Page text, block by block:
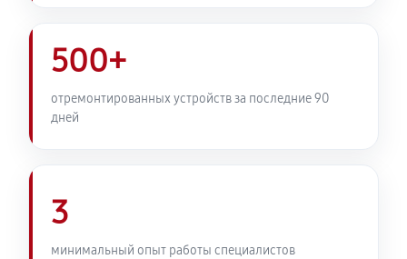
500+
отремонтированных устройств за последние 90
дней
3
минимальный опыт работы специалистов